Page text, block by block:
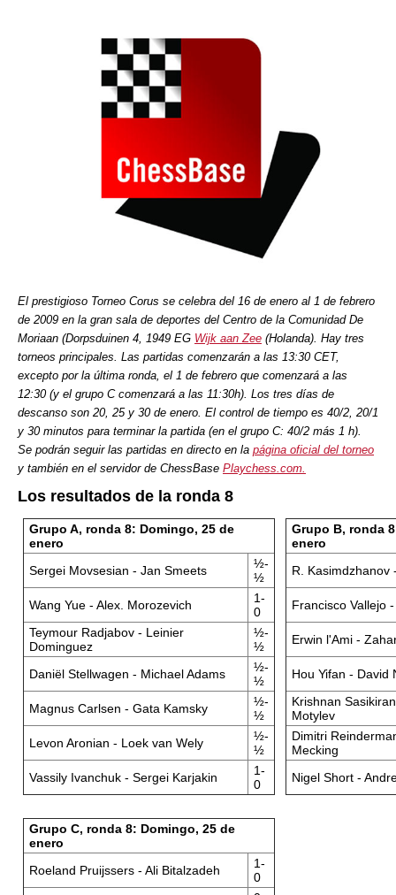
El prestigioso Torneo Corus se celebra del 16 de enero al 1 de febrero
de 2009 en la gran sala de deportes del Centro de la Comunidad De
Moriaan (Dorpsduinen 4, 1949 EG Wijk aan Zee (Holanda). Hay tres
torneos principales. Las partidas comenzarán a las 13:30 CET,
excepto por la última ronda, el 1 de febrero que comenzará a las
12:30 (y el grupo C comenzará a las 11:30h). Los tres días de
descanso son 20, 25 y 30 de enero. El control de tiempo es 40/2, 20/1
y 30 minutos para terminar la partida (en el grupo C: 40/2 más 1 h).
Se podrán seguir las partidas en directo en la página oficial del torneo
y también en el servidor de ChessBase Playchess.com.
Los resultados de la ronda 8
Grupo A, ronda 8: Domingo, 25 de
enero
Sergei Movsesian - Jan Smeets
½-
½
Wang Yue - Alex. Morozevich
1-
0
Teymour Radjabov - Leinier
Dominguez
½-
½
Daniël Stellwagen - Michael Adams
½-
½
Magnus Carlsen - Gata Kamsky
½-
½
Levon Aronian - Loek van Wely
½-
½
Vassily Ivanchuk - Sergei Karjakin
1-
0
Grupo B, ronda
enero
R. Kasimdzhanov
Francisco Vallejo
Erwin l'Ami -
Hou Yifan - David
Krishnan
Motylev
Dimitri
Mecking
Nigel Short -
Grupo C, ronda 8: Domingo, 25 de
enero
Roeland Pruijssers - Ali Bitalzadeh
1-
0